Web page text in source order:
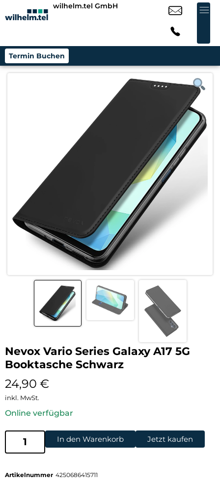
wilhelm.tel GmbH
Termin Buchen
Nevox Vario Series Galaxy A17 5G
Booktasche Schwarz
24,90 €
inkl. MwSt.
Online verfügbar
In den Warenkorb Jetzt kaufen
Artikelnummer 4250686415711